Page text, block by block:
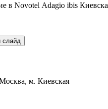
в Novotel Adagio ibis
м. Киевская